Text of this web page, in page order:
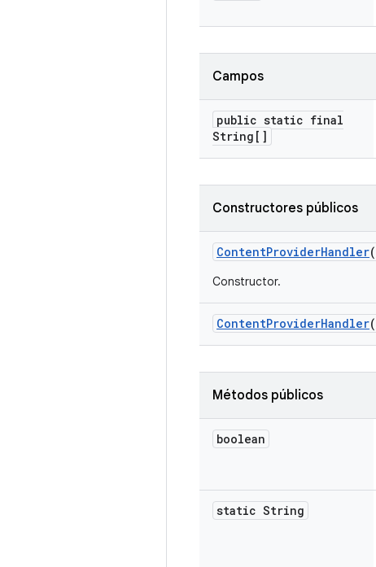
Campos
public static final
String[]
Constructores públicos
ContentProviderHandler(
Constructor.
ContentProviderHandler(
Métodos públicos
boolean
static String